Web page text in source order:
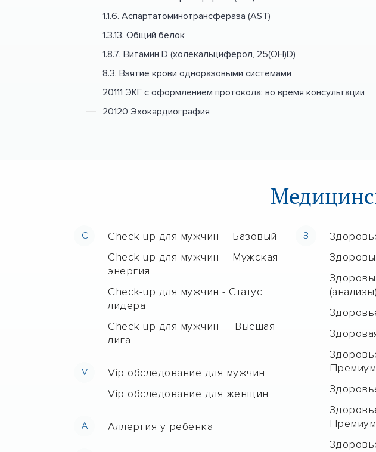
1.1.6. Аспартатоминотрансфераза (AST)
1.3.13. Общий белок
1.8.7. Витамин D (холекальциферол, 25(ОН)D)
8.3. Взятие крови одноразовыми системами
20111 ЭКГ с оформлением протокола: во время консультации
20120 Эхокардиография
C
Check-up для мужчин – Базовый
Check-up для мужчин – Мужская
энергия
Check-up для мужчин - Статус
лидера
Check-up для мужчин — Высшая
лига
V
Vip обследование для мужчин
Vip обследование для женщин
А Аллергия у ребенка
З
(анализы)
Премиум
Премиум